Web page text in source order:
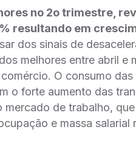
no 2o trimestre,
resultando em
dos sinais de
melhores entre abril e
O consumo
o forte aumento das
de trabalho,
e massa salarial